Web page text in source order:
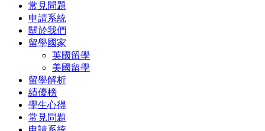
常見問題
申請系統
關於我們
留學國家
英國留學
美國留學
留學解析
績優榜
學生心得
常見問題